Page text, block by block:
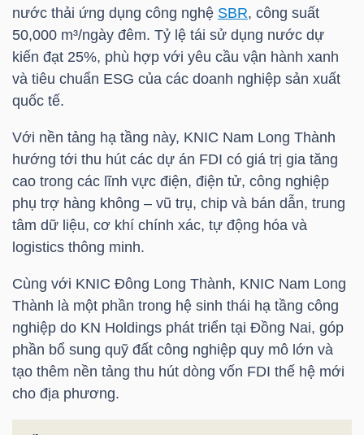
nước thải ứng dụng công nghệ SBR, công suất
50,000 m³/ngày đêm. Tỷ lệ tái sử dụng nước dự
kiến đạt 25%, phù hợp với yêu cầu vận hành xanh
và tiêu chuẩn ESG của các doanh nghiệp sản xuất
quốc tế.
Với nền tảng hạ tầng này, KNIC Nam Long Thành
hướng tới thu hút các dự án FDI có giá trị gia tăng
cao trong các lĩnh vực điện, điện tử, công nghiệp
phụ trợ hàng không – vũ trụ, chip và bán dẫn, trung
tâm dữ liệu, cơ khí chính xác, tự động hóa và
logistics thông minh.
Cùng với KNIC Đông Long Thành, KNIC Nam Long
Thành là một phần trong hệ sinh thái hạ tầng công
nghiệp do KN Holdings phát triển tại Đồng Nai, góp
phần bổ sung quỹ đất công nghiệp quy mô lớn và
tạo thêm nền tảng thu hút dòng vốn FDI thế hệ mới
cho địa phương.
TÀI
CHÍNH
CÔNG
NGHỆ
THÔNG
DỊCH
VỤ